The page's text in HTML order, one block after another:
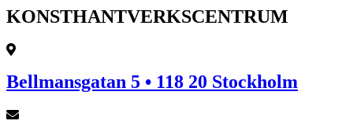
KONSTHANTVERKSCENTRUM
Bellmansgatan 5 • 118 20 Stockholm